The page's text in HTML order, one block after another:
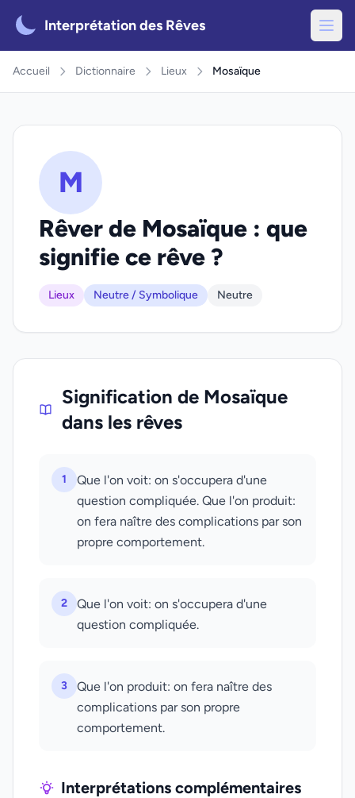
Interprétation des Rêves
Accueil Dictionnaire Lieux Mosaïque
M
Rêver de Mosaïque : que
signifie ce rêve ?
Lieux Neutre / Symbolique Neutre
Signification de Mosaïque
dans les rêves
1
Que l'on voit: on s'occupera d'une
question compliquée. Que l'on produit:
on fera naître des complications par son
propre comportement.
2
Que l'on voit: on s'occupera d'une
question compliquée.
3
Que l'on produit: on fera naître des
complications par son propre
comportement.
Interprétations complémentaires